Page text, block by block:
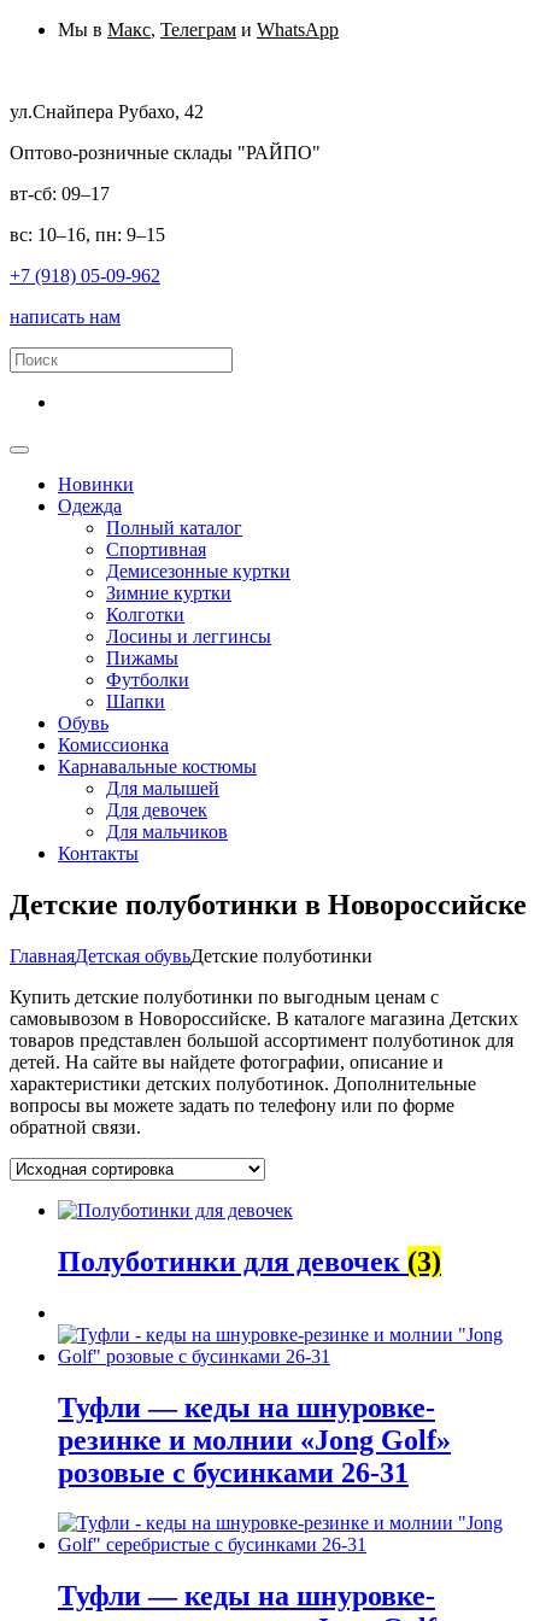
Мы в Макс, Телеграм и WhatsApp
ул.Снайпера Рубахо, 42
Оптово-розничные склады "РАЙПО"
вт-сб: 09–17
вс: 10–16, пн: 9–15
+7 (918) 05-09-962
написать нам
Новинки
Одежда
Полный каталог
Спортивная
Демисезонные куртки
Зимние куртки
Колготки
Лосины и леггинсы
Пижамы
Футболки
Шапки
Обувь
Комиссионка
Карнавальные костюмы
Для малышей
Для девочек
Для мальчиков
Контакты
Детские полуботинки в Новороссийске
ГлавнаяДетская обувьДетские полуботинки
Купить детские полуботинки по выгодным ценам с
самовывозом в Новороссийске. В каталоге магазина Детских
товаров представлен большой ассортимент полуботинок для
детей. На сайте вы найдете фотографии, описание и
характеристики детских полуботинок. Дополнительные
вопросы вы можете задать по телефону или по форме
обратной связи.
Полуботинки для девочек (3)
Туфли — кеды на шнуровке-
резинке и молнии «Jong Golf»
розовые с бусинками 26-31
Туфли — кеды на шнуровке-